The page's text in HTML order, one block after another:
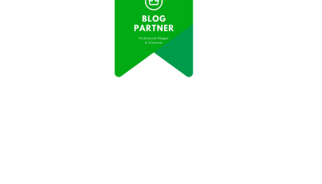
Pengusaha Kecil Viral di